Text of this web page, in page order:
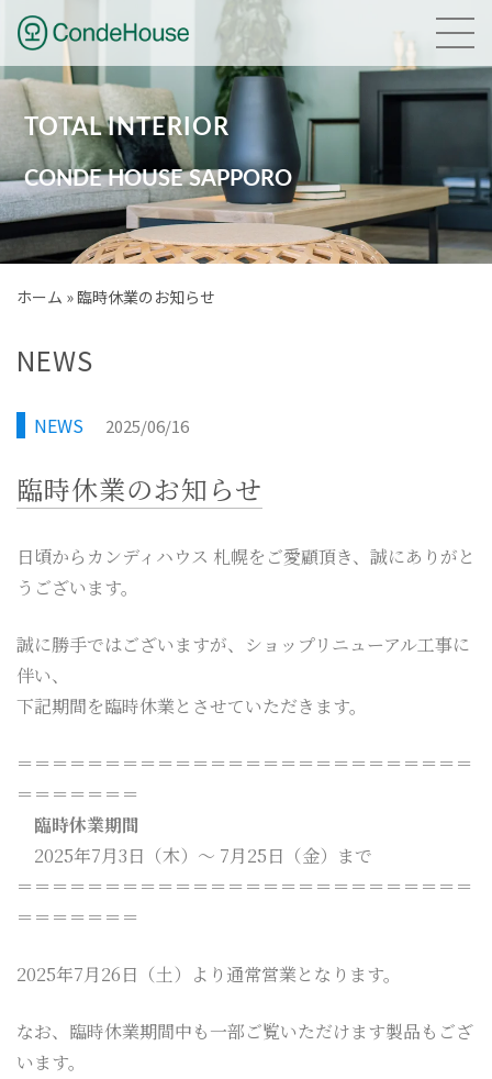
HOME
NEWS
GALLERY
BRAND
COMPANY
ACCESS
CONTACT
BLOG
EN
ご来店予約はこちら
TOTAL INTERIOR
CONDE HOUSE SAPPORO
ホーム » 臨時休業のお知らせ
NEWS
NEWS 2025/06/16
臨時休業のお知らせ
日頃からカンディハウス 札幌をご愛顧頂き、誠にありがと
うございます。
誠に勝手ではございますが、ショップリニューアル工事に
伴い、
下記期間を臨時休業とさせていただきます。
＝＝＝＝＝＝＝＝＝＝＝＝＝＝＝＝＝＝＝＝＝＝＝＝＝＝
＝＝＝＝＝＝＝
臨時休業期間
2025年7月3日（木）～ 7月25日（金）まで
＝＝＝＝＝＝＝＝＝＝＝＝＝＝＝＝＝＝＝＝＝＝＝＝＝＝
＝＝＝＝＝＝＝
2025年7月26日（土）より通常営業となります。
なお、臨時休業期間中も一部ご覧いただけます製品もござ
います。